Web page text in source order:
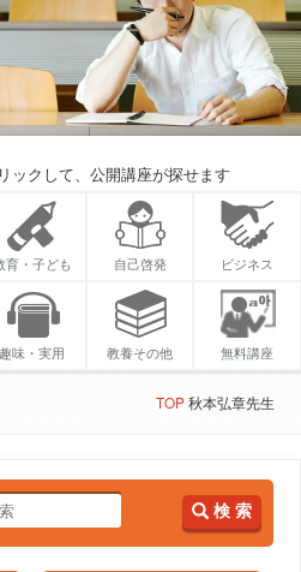
ックして、公開講座が探せます
育・子ども 自己啓発 ビジネス
趣味・実用 教養その他 無料講座
TOP秋本弘章先生
検 索